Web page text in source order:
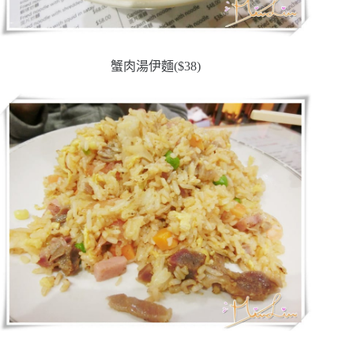
蟹肉湯伊麵($38)